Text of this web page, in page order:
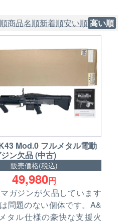
商品名順新着順安い順高い順
Mod.0 フルメタル電動
ン欠品 (中古)
販売価格(税込)
49,980円
ガジンが欠品しています
問題のない個体です。A&
タル仕様の豪快な支援火